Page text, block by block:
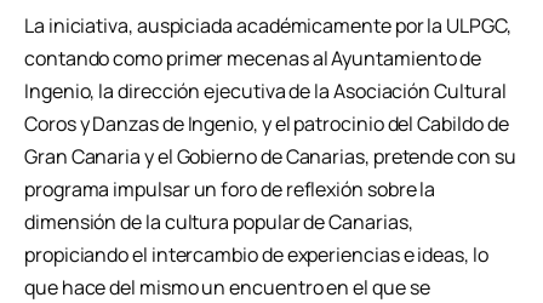
La iniciativa, auspiciada académicamente por la ULPGC,
contando como primer mecenas al Ayuntamiento de
Ingenio, la dirección ejecutiva de la Asociación Cultural
Coros y Danzas de Ingenio, y el patrocinio del Cabildo de
Gran Canaria y el Gobierno de Canarias, pretende con su
programa impulsar un foro de reflexión sobre la
dimensión de la cultura popular de Canarias,
propiciando el intercambio de experiencias e ideas, lo
que hace del mismo un encuentro en el que se